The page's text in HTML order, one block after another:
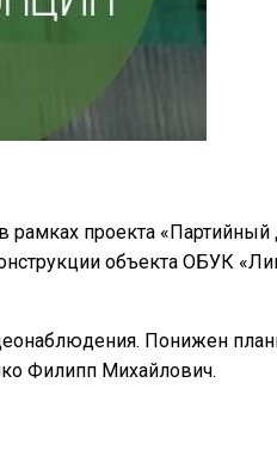
проекта «Партийный
объекта ОБУК
Понижен
Филипп Михайлович.